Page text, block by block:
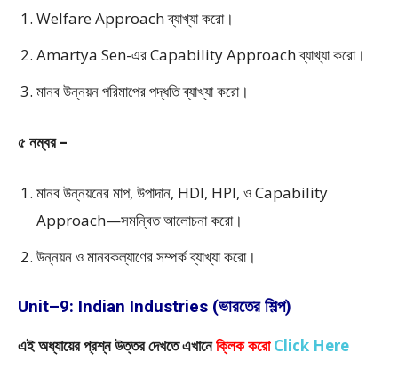
Welfare Approach ব্যাখ্যা করো।
Amartya Sen-এর Capability Approach ব্যাখ্যা করো।
মানব উন্নয়ন পরিমাপের পদ্ধতি ব্যাখ্যা করো।
৫ নম্বর –
মানব উন্নয়নের মাপ, উপাদান, HDI, HPI, ও Capability
Approach—সমন্বিত আলোচনা করো।
উন্নয়ন ও মানবকল্যাণের সম্পর্ক ব্যাখ্যা করো।
Unit–9: Indian Industries (ভারতের শিল্প)
এই অধ্যায়ের প্রশ্ন উত্তর দেখতে এখানেক্লিক করোClick Here